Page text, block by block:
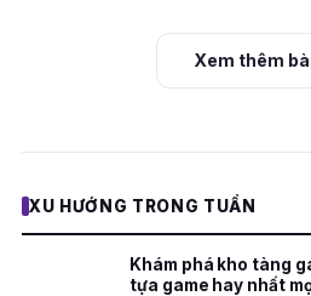
Xem thêm
XU HƯỚNG TRONG TUẦN
Khám phá kho tàng
tựa game hay nhất